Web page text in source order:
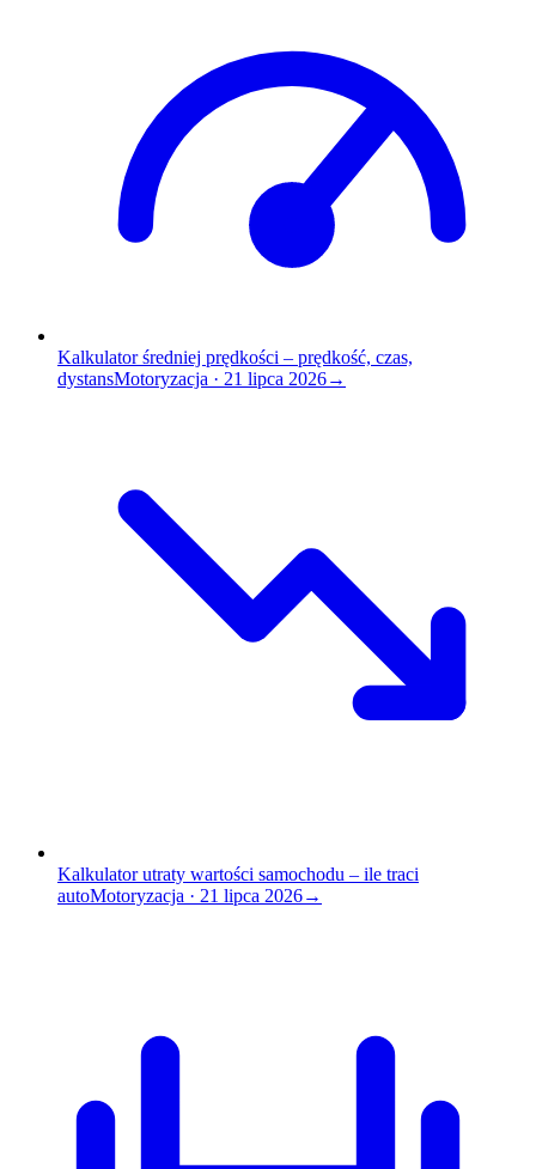
Kalkulator średniej prędkości – prędkość, czas,
dystansMotoryzacja · 21 lipca 2026→
Kalkulator utraty wartości samochodu – ile traci
autoMotoryzacja · 21 lipca 2026→